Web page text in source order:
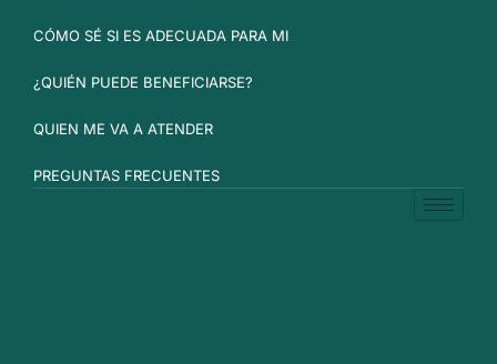
CÓMO SÉ SI ES ADECUADA PARA MI
¿QUIÉN PUEDE BENEFICIARSE?
QUIEN ME VA A ATENDER
PREGUNTAS FRECUENTES